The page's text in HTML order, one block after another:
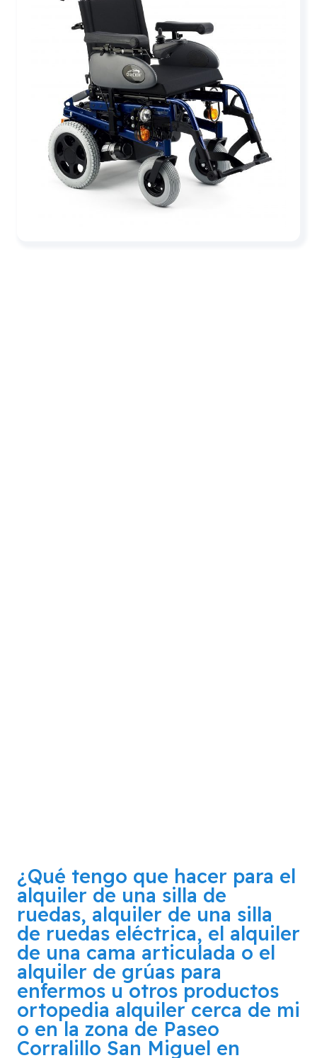
¿Qué tengo que hacer para el
alquiler de una silla de
ruedas, alquiler de una silla
de ruedas eléctrica, el alquiler
de una cama articulada o el
alquiler de grúas para
enfermos u otros productos
ortopedia alquiler cerca de mi
o en la zona de Paseo
Corralillo San Miguel en